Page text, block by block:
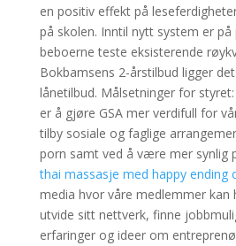
en positiv effekt på
på skolen. Inntil nytt system er på
beboerne teste eksisterende
Bokbamsens 2-årstilbud ligger
lånetilbud. Målsetninger for
er å gjøre GSA mer verdifull for
tilby sosiale og faglige
porn samt ved å være mer synlig
thai massasje med happy ending
media hvor våre medlemmer kan
utvide sitt nettverk, finne
erfaringer og ideer om